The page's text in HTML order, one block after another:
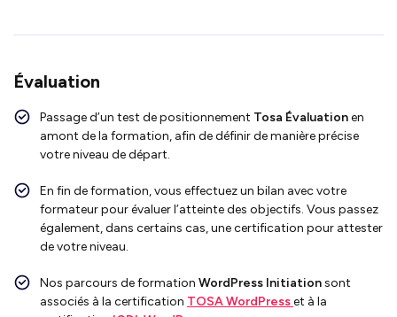
Évaluation
Passage d’un test de positionnement Tosa Évaluationen
amont de la formation, afin de définir de manière précise
votre niveau de départ.
En fin de formation, vous effectuez un bilan avec votre
formateur pour évaluer l’atteinte des objectifs. Vous passez
également, dans certains cas, une certification pour attester
de votre niveau.
Nos parcours de formation WordPress Initiationsont
associés à la certification TOSA WordPresset à la